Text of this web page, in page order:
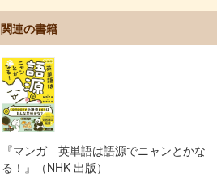
関連の書籍
『マンガ 英単語は語源でニャンとかな
る！』（NHK 出版）